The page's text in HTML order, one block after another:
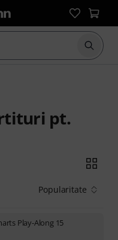
pt.
Popularitate
Play-Along 15